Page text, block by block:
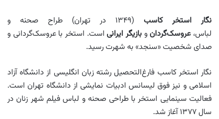
نگار استخر کاسب
(۱۳۴۹ در تهران) طراح صحنه و
لباس،عروسک‌گردانو بازیگر ایرانیاست. استخر با عروسک‌گردانی و
صدای شخصیت «سنجد» به شهرت رسید.
نگار استخر کاسب فارغ‌التحصیل رشته زبان انگلیسی از دانشگاه آزاد
اسلامی و نیز فوق لیسانس ادبیات نمایشی از دانشگاه تهران است.
فعالیت سینمایی استخر با طراحی صحنه و لباس فیلم شهر زنان در
سال ۱۳۷۷ آغاز شد.